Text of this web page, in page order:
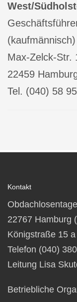
West/
Max-Zelck-Str.
22459
Tel. (040) 58
Kontakt
22767 Hamburg
Königstraße 15 a
Telefon (040)
Leitung Lisa
Betriebliche